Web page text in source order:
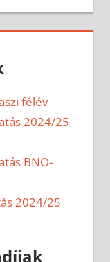
félév
2024/25
BNO-
2024/25